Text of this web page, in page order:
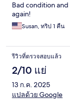
Bad condition
again!
Susan, ทริป 1 คืน
รีวิวที่ตรวจสอบแล้ว
2/10 แย่
13 ก.ค. 2025
แปลด้วย Google